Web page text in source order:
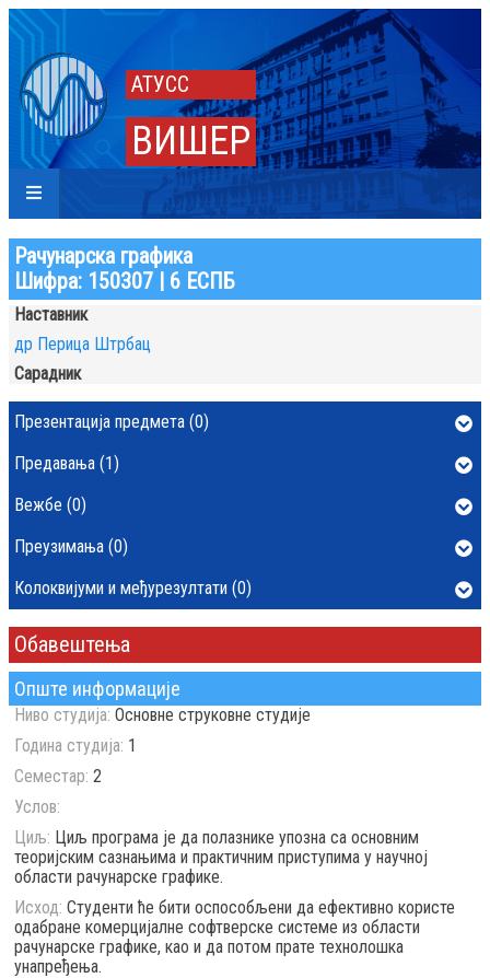
АТУСС
ВИШЕР
Рачунарска графика
Шифра: 150307 | 6 ЕСПБ
Опште информације
Ниво студија: Основне струковне студије
Година студија: 1
Семестар: 2
Услов:
Циљ: Циљ програма је да полазнике упозна са основним
теоријским сазнањима и практичним приступима у научној
области рачунарске графике.
Исход: Студенти ће бити оспособљени да ефективно користе
одабране комерцијалне софтверске системе из области
рачунарске графике, као и да потом прате технолошка
унапређења.
Наставник
др Перица Штрбац
Сарадник
Презентација предмета (0)
Предавања (1)
Вежбе (0)
Преузимања (0)
Колоквијуми и међурезултати (0)
Обавештења